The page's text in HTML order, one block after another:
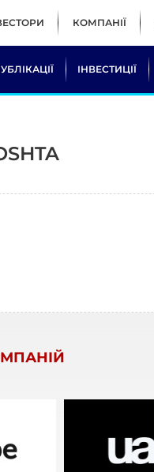
КОМПАНІЇ
ІНВЕСТИЦІЇ